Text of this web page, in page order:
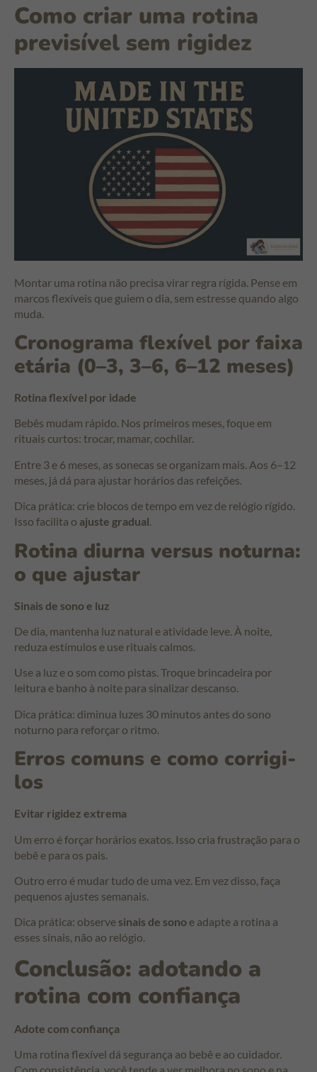
Como criar uma rotina
previsível sem rigidez
Montar uma rotina não precisa virar regra rígida. Pense em
marcos flexíveis que guiem o dia, sem estresse quando algo
muda.
Cronograma flexível por faixa
etária (0–3, 3–6, 6–12 meses)
Rotina flexível por idade
Bebês mudam rápido. Nos primeiros meses, foque em
rituais curtos: trocar, mamar, cochilar.
Entre 3 e 6 meses, as sonecas se organizam mais. Aos 6–12
meses, já dá para ajustar horários das refeições.
Dica prática: crie blocos de tempo em vez de relógio rígido.
Isso facilita o ajuste gradual.
Rotina diurna versus noturna:
o que ajustar
Sinais de sono e luz
De dia, mantenha luz natural e atividade leve. À noite,
reduza estímulos e use rituais calmos.
Use a luz e o som como pistas. Troque brincadeira por
leitura e banho à noite para sinalizar descanso.
Dica prática: diminua luzes 30 minutos antes do sono
noturno para reforçar o ritmo.
Erros comuns e como corrigi-
los
Evitar rigidez extrema
Um erro é forçar horários exatos. Isso cria frustração para o
bebê e para os pais.
Outro erro é mudar tudo de uma vez. Em vez disso, faça
pequenos ajustes semanais.
Dica prática: observe sinais de sono e adapte a rotina a
esses sinais, não ao relógio.
Conclusão: adotando a
rotina com confiança
Adote com confiança
Uma rotina flexível dá segurança ao bebê e ao cuidador.